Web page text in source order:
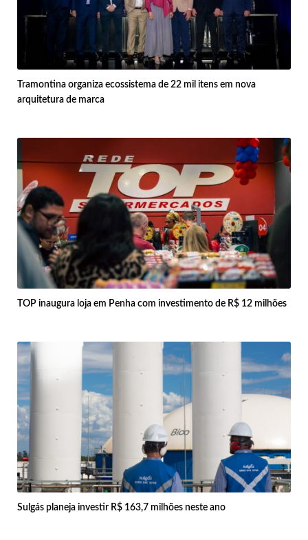
Tramontina organiza ecossistema de 22 mil itens em nova
arquitetura de marca
TOP inaugura loja em Penha com investimento de R$ 12 milhões
Sulgás planeja investir R$ 163,7 milhões neste ano